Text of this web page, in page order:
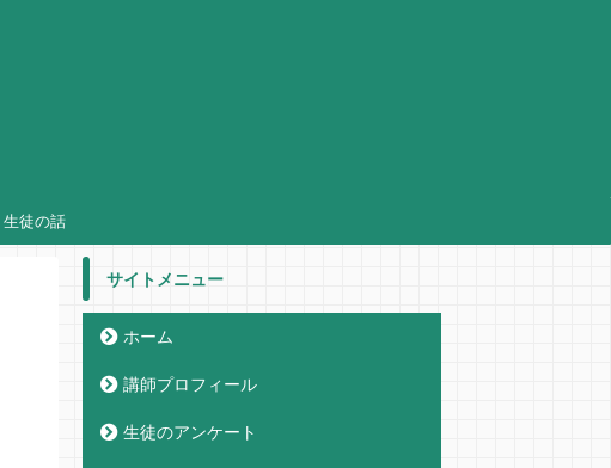
生徒の話
サイトメニュー
ホーム
講師プロフィール
生徒のアンケート